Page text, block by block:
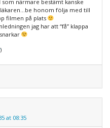
närmare bestämt kanske
honom följa med till
filmen på plats
jag har att “få” klappa
)
at 08:35